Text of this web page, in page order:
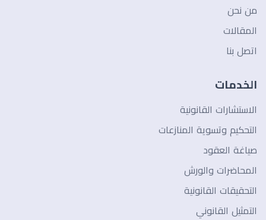
من نحن
المقالات
اتصل بنا
الخدمات
الاستشارات القانونية
التحكيم وتسوية المنازعات
صياغة العقود
المحاضرات والورش
التحقيقات القانونية
التمثيل القانوني